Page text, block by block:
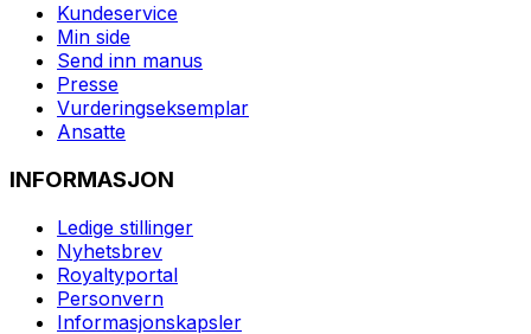
Kundeservice
Min side
Send inn manus
Presse
Vurderingseksemplar
Ansatte
INFORMASJON
Ledige stillinger
Nyhetsbrev
Royaltyportal
Personvern
Informasjonskapsler